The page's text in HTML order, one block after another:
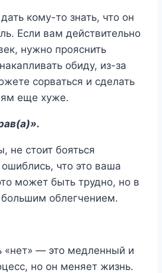
кому-то знать, что он
Если вам действительно
нужно прояснить
обиду, из-за
сорваться и сделать
еще хуже.
не стоит бояться
что это ваша
может быть трудно, но в
большим облегчением.
«нет» — это медленный и
но он меняет жизнь.